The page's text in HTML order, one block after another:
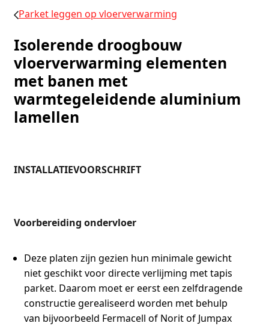
Parket leggen op vloerverwarming
Isolerende droogbouw
vloerverwarming elementen
met banen met
warmtegeleidende aluminium
lamellen
INSTALLATIEVOORSCHRIFT
Voorbereiding ondervloer
Deze platen zijn gezien hun minimale gewicht
niet geschikt voor directe verlijming met tapis
parket. Daarom moet er eerst een zelfdragende
constructie gerealiseerd worden met behulp
van bijvoorbeeld Fermacell of Norit of Jumpax